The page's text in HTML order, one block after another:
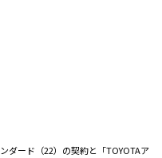
ダード（22）の契約と「TOYOTAア